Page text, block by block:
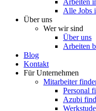
Arbeiten
Alle Jobs
Über uns
Wer wir sind
Über uns
Arbeiten
Blog
Kontakt
Für Unternehmen
Mitarbeiter
Personal
Azubi